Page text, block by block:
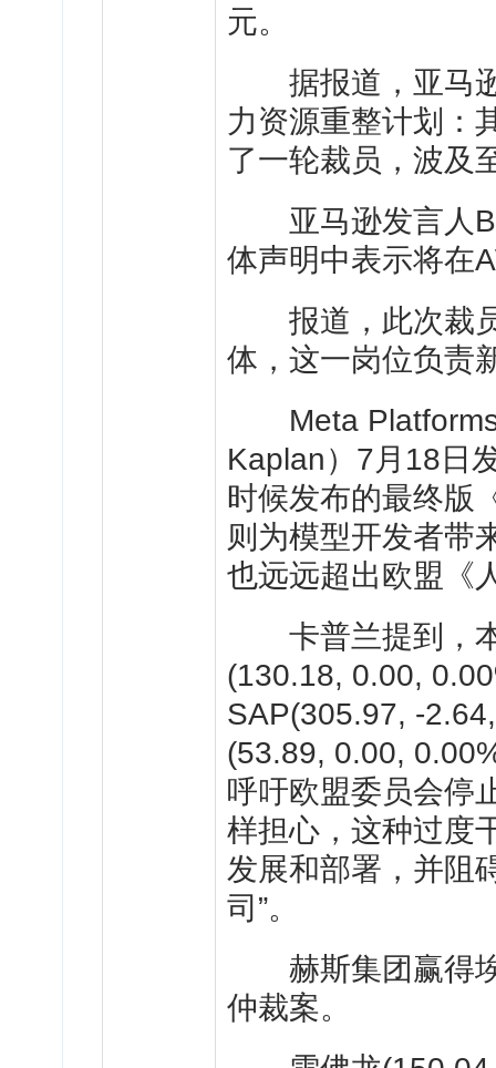
元。
据报道， 亚马
力资源重整计划：
了一轮裁员，波及
亚马逊发言人
体声明中表示将在
报道，此次裁员
体，这一岗位负责
Meta Platforms
Kaplan）7月18日
时候发布的最终版
则为模型开发者带
也远远超出欧盟《
卡普兰提到，本
(130.18, 0.00,
SAP(305.97, -
(53.89, 0.00,
呼吁欧盟委员会停
样担心，这种过度
发展和部署，并阻
司”。
赫斯集团赢得
仲裁案。